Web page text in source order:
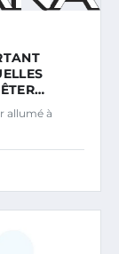
allumé à